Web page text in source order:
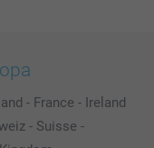
- France - Ireland
- Suisse -